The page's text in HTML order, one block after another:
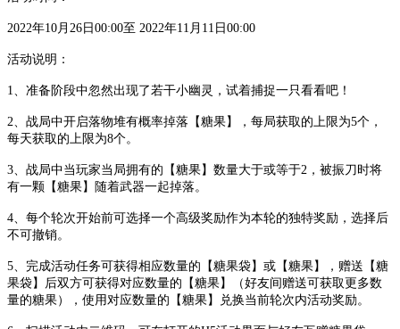
2022年10月26日00:00至 2022年11月11日00:00
活动说明：
1、准备阶段中忽然出现了若干小幽灵，试着捕捉一只看看吧！
2、战局中开启落物堆有概率掉落【糖果】，每局获取的上限为5个，
每天获取的上限为8个。
3、战局中当玩家当局拥有的【糖果】数量大于或等于2，被振刀时将
有一颗【糖果】随着武器一起掉落。
4、每个轮次开始前可选择一个高级奖励作为本轮的独特奖励，选择后
不可撤销。
5、完成活动任务可获得相应数量的【糖果袋】或【糖果】，赠送【糖
果袋】后双方可获得对应数量的【糖果】（好友间赠送可获取更多数
量的糖果），使用对应数量的【糖果】兑换当前轮次内活动奖励。